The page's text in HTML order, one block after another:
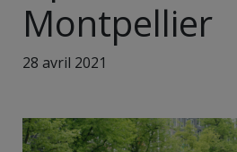
Montpellier
28 avril 2021